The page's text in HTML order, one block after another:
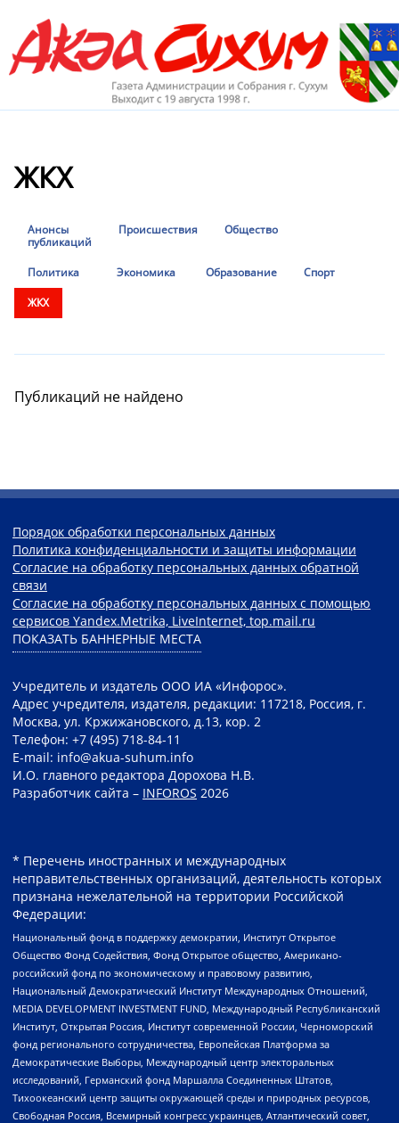
ЖКХ
Анонсы
публикаций
Происшествия Общество
Политика Экономика Образование
Спорт
ЖКХ
Публикаций не найдено
Порядок обработки персональных данных
Политика конфиденциальности и защиты информации
Согласие на обработку персональных данных обратной
связи
Согласие на обработку персональных данных с помощью
сервисов Yandex.Metrika, LiveInternet, top.mail.ru
ПОКАЗАТЬ БАННЕРНЫЕ МЕСТА
Учредитель и издатель ООО ИА «Инфорос».
Адрес учредителя, издателя, редакции: 117218, Россия, г.
Москва, ул. Кржижановского, д.13, кор. 2
Телефон: +7 (495) 718-84-11
E-mail: info@akua-suhum.info
И.О. главного редактора Дорохова Н.В.
Разработчик сайта – INFOROS 2026
* Перечень иностранных и международных
неправительственных организаций, деятельность которых
признана нежелательной на территории Российской
Федерации:
Национальный фонд в поддержку демократии, Институт Открытое
Общество Фонд Содействия, Фонд Открытое общество, Американо-
российский фонд по экономическому и правовому развитию,
Национальный Демократический Институт Международных Отношений,
MEDIA DEVELOPMENT INVESTMENT FUND, Международный Республиканский
Институт, Открытая Россия, Институт современной России, Черноморский
фонд регионального сотрудничества, Европейская Платформа за
Демократические Выборы, Международный центр электоральных
исследований, Германский фонд Маршалла Соединенных Штатов,
Тихоокеанский центр защиты окружающей среды и природных ресурсов,
Свободная Россия, Всемирный конгресс украинцев, Атлантический совет,